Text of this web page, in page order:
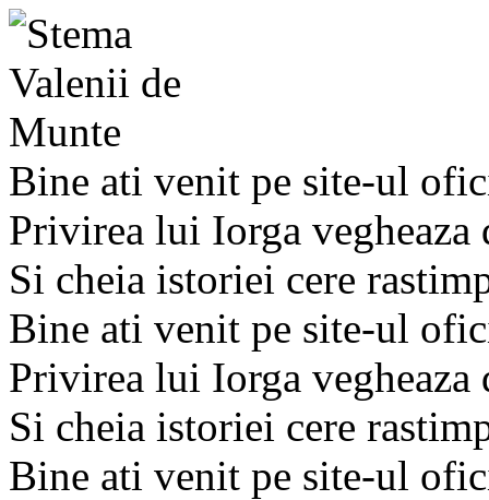
Bine ati venit pe site-ul
Privirea lui Iorga
Si cheia istoriei cere
Bine ati venit pe site-ul
Privirea lui Iorga
Si cheia istoriei cere
Bine ati venit pe site-ul